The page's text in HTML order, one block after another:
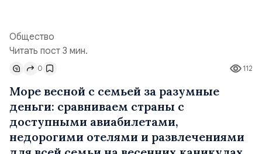
Общество
Читать пост 3 мин.
112
0
Море весной с семьей за разумные
деньги: сравниваем страны с
доступными авиабилетами,
недорогими отелями и развлечениями